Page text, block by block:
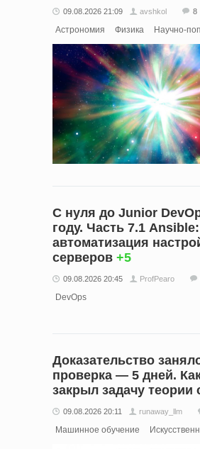
09.08.2026 21:09 avshkol 8
Астрономия Физика Научно-
С нуля до Junior
году. Часть 7.1 Ansible:
автоматизация
серверов +5
09.08.2026 20:45 ProfPearo
DevOps
Доказательство
проверка — 5 дней.
закрыл задачу теории
09.08.2026 20:11 runaway_llm
Машинное обучение